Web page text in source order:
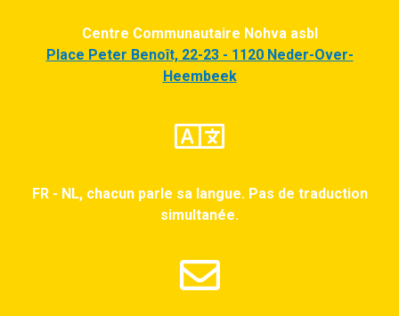
Centre Communautaire Nohva asbl
Place Peter Benoît, 22-23 - 1120 Neder-Over-
Heembeek
FR - NL, chacun parle sa langue. Pas de traduction
simultanée.